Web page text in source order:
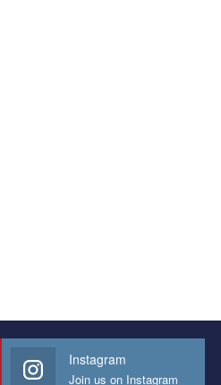
Instagram
Join us on Instagram